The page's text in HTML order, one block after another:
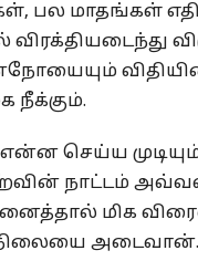
பல மாதங்கள்
விரக்தியடைந்து
நீக்கும்.
செய்ய
நாட்டம்
மிக
அடைவான்.